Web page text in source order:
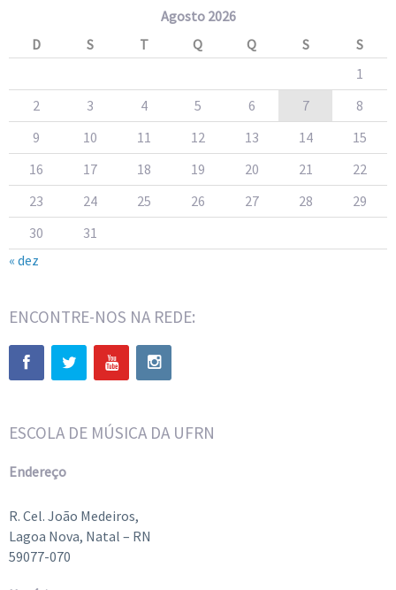
Agosto 2026
D
S T Q Q S
S
1
2
3 4 5 6 7
8
9
10 11 12 13 14
15
16
17 18 19 20 21
22
23
24 25 26 27 28
29
30
31
« dez
ENCONTRE-NOS NA REDE:
ESCOLA DE MÚSICA DA UFRN
Endereço
R. Cel. João Medeiros,
Lagoa Nova, Natal – RN
59077-070